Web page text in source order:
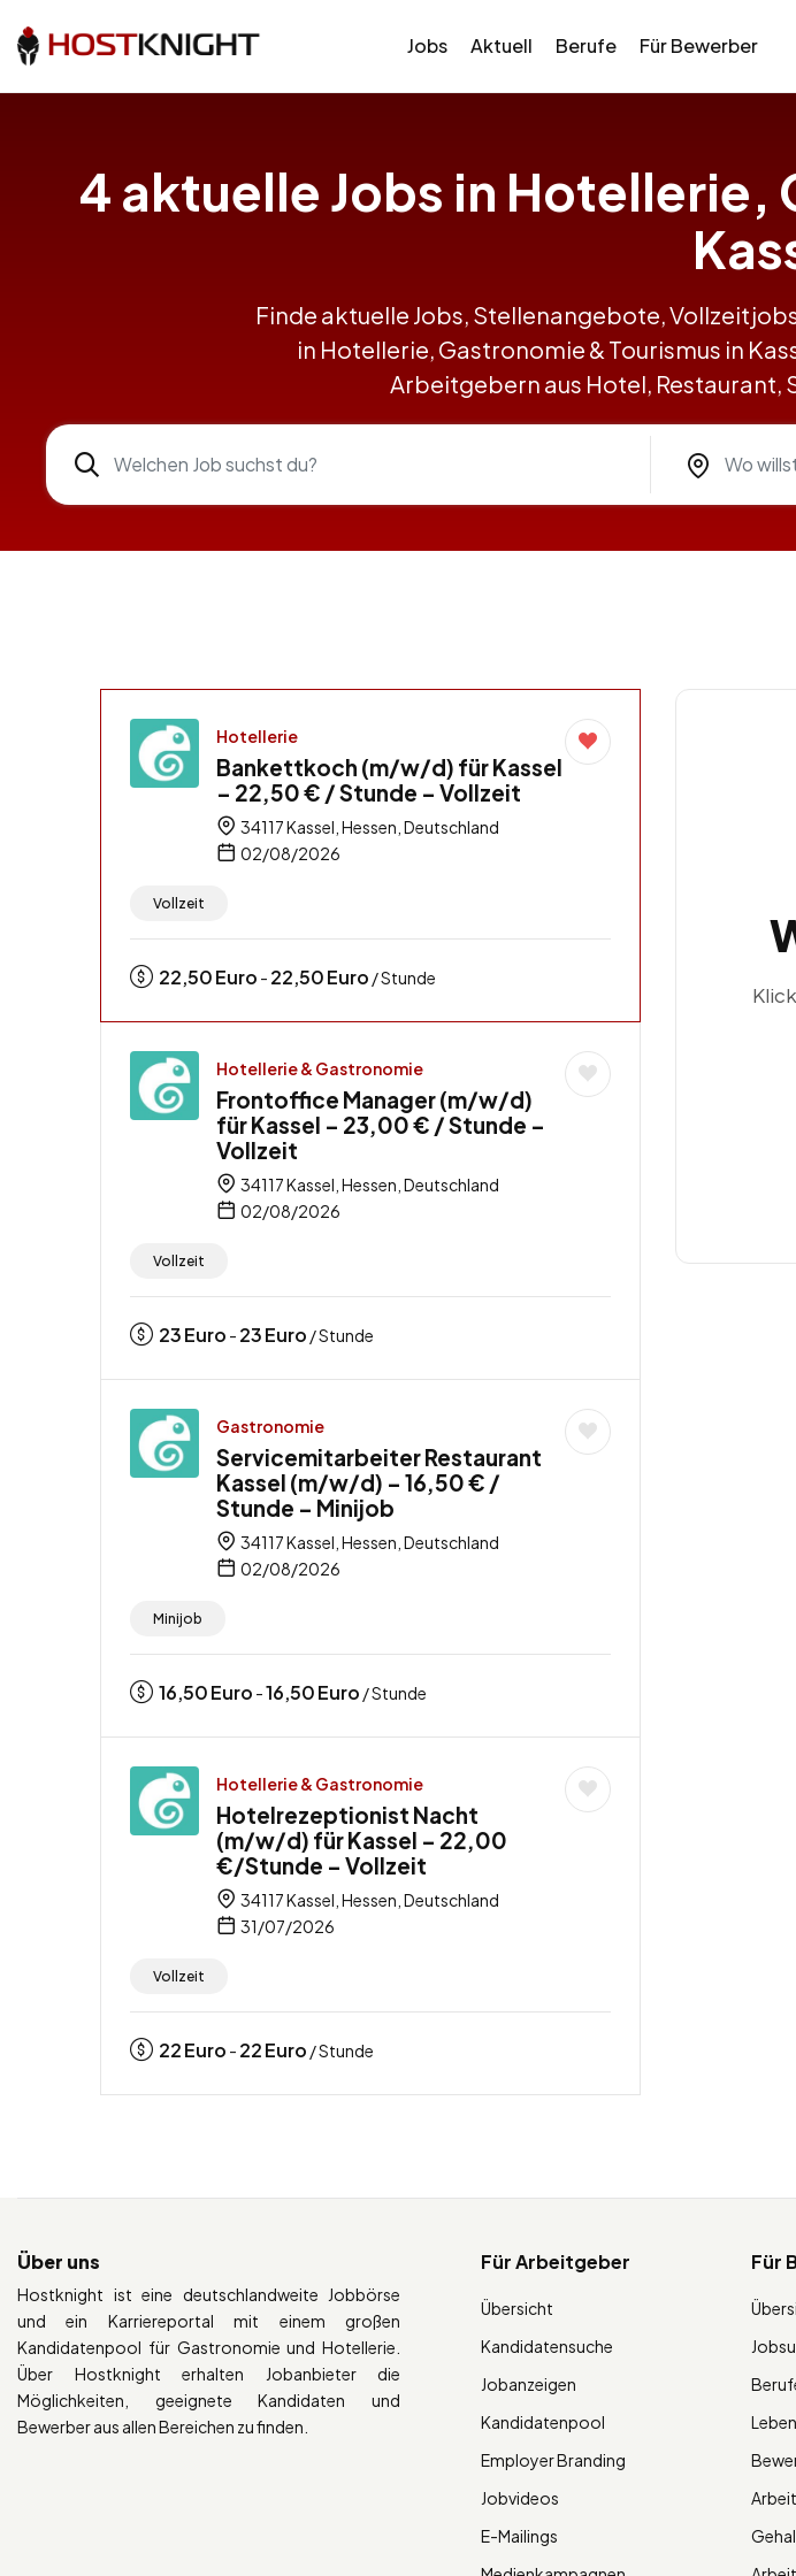
Jobs Aktuell Berufe Für Bewerber
4 aktuelle Jobs in Hotellerie,
Finde aktuelle Jobs, Stellenangebote,
in Hotellerie, Gastronomie & Tourismus in
Arbeitgebern aus Hotel, Restaurant,
Hotellerie
Bankettkoch (m/w/d) für Kassel
– 22,50 € / Stunde – Vollzeit
34117 Kassel, Hessen, Deutschland
02/08/2026
Vollzeit
22,50Euro - 22,50Euro / Stunde
Hotellerie & Gastronomie
Frontoffice Manager (m/w/d)
für Kassel – 23,00 € / Stunde –
Vollzeit
34117 Kassel, Hessen, Deutschland
02/08/2026
Vollzeit
23Euro - 23Euro / Stunde
Gastronomie
Servicemitarbeiter Restaurant
Kassel (m/w/d) – 16,50 € /
Stunde – Minijob
34117 Kassel, Hessen, Deutschland
02/08/2026
Minijob
16,50Euro -16,50Euro / Stunde
Hotellerie & Gastronomie
Hotelrezeptionist Nacht
(m/w/d) für Kassel – 22,00
€/Stunde – Vollzeit
34117 Kassel, Hessen, Deutschland
31/07/2026
Vollzeit
22Euro - 22Euro / Stunde
Über uns
Hostknight ist eine deutschlandweite Jobbörse
und ein Karriereportal mit einem großen
Kandidatenpool für Gastronomie und Hotellerie.
Über Hostknight erhalten Jobanbieter die
Möglichkeiten, geeignete Kandidaten und
Bewerber aus allen Bereichen zu finden.
Für Arbeitgeber
Übersicht
Kandidatensuche
Jobanzeigen
Kandidatenpool
Employer Branding
Jobvideos
E-Mailings
Für